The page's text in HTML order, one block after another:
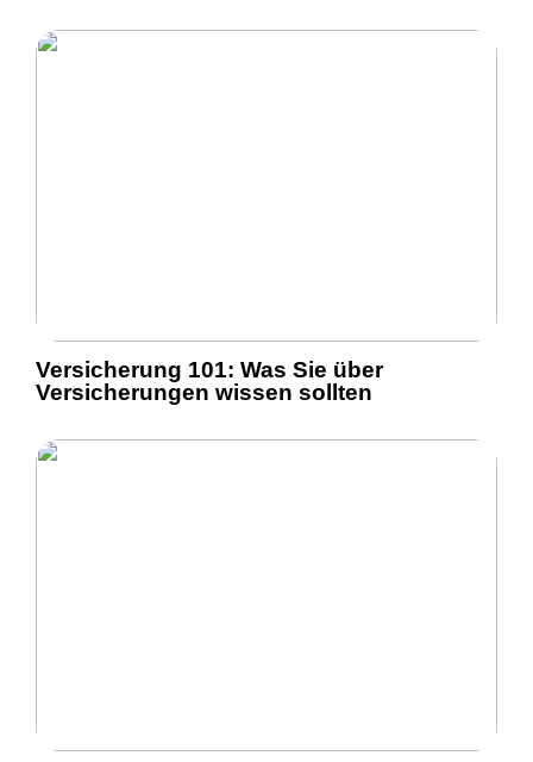
Versicherung 101: Was Sie über
Versicherungen wissen sollten